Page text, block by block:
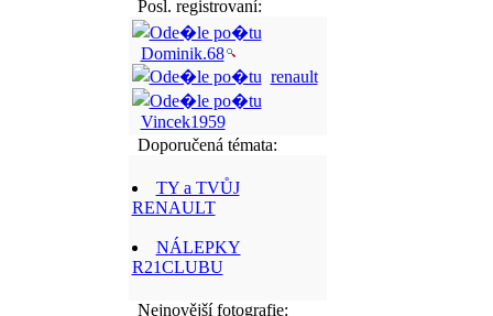
Posl. registrovaní:
Dominik.68
renault
Vincek1959
Doporučená témata:
TY a TVŮJ
RENAULT
NÁLEPKY
R21CLUBU
Nejnovější fotografie: